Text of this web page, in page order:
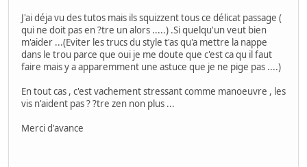
J'ai déja vu des tutos mais ils squizzent tous ce délicat passage (
qui ne doit pas en ?tre un alors .....) .Si quelqu'un veut bien
m'aider ...(Eviter les trucs du style t'as qu'a mettre la nappe
dans le trou parce que oui je me doute que c'est ca qu il faut
faire mais y a apparemment une astuce que je ne pige pas ....)
En tout cas , c'est vachement stressant comme manoeuvre , les
vis n'aident pas ? ?tre zen non plus ...
Merci d'avance